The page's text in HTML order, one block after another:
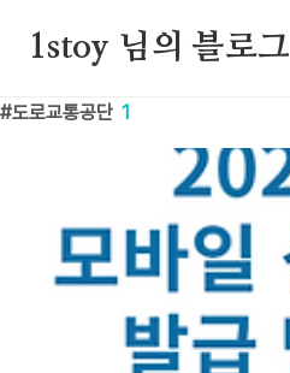
1stoy 님의 블로그
도로교통공단 1